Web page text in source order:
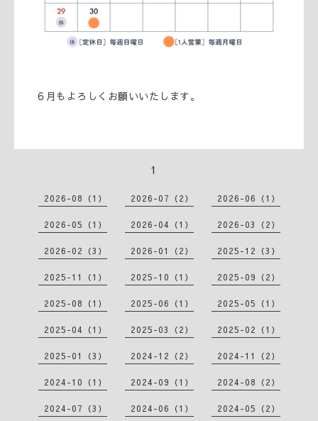
６月もよろしくお願いいたします。
1
2026-08（1） 2026-07（2） 2026-06（1）
2026-05（1） 2026-04（1） 2026-03（2）
2026-02（3） 2026-01（2） 2025-12（3）
2025-11（1） 2025-10（1） 2025-09（2）
2025-08（1） 2025-06（1） 2025-05（1）
2025-04（1） 2025-03（2） 2025-02（1）
2025-01（3） 2024-12（2） 2024-11（2）
2024-10（1） 2024-09（1） 2024-08（2）
2024-07（3） 2024-06（1） 2024-05（2）